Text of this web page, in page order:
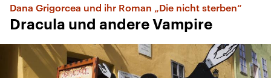
Dana Grigorcea und ihr Roman „Die nicht sterben“
Dracula und andere Vampire